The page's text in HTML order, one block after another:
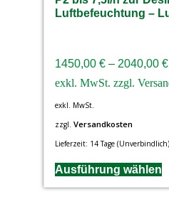
Luftbefeuchtung –
1450,00 €– 2040,00 €
exkl. MwSt.
zzgl. Versandkosten
Lieferzeit: 14 Tage (Unverbindlich)
Ausführung wählen